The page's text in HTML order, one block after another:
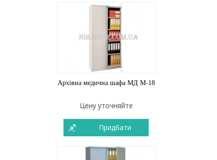
Архівна медична шафа МД M-18
Цену уточняйте
Придбати